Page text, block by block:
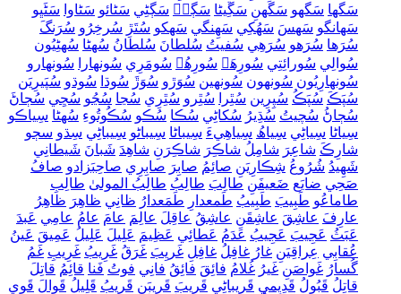
سَگها سَگهو سَگَهنِ سَڱِيڻا سَڳوۡ سَڳڻِي سَڻائو سَڻاوا سَڻَڀو
سَھانگو سَھسَ سَھُکِي سَھِنگي سَھکو سُتَڙِ سُرخِرُو سُرَنگَ
سُرَھا سُرَھو سُرَھِي سُفيتُ سُلطانَ سُلطانُ سُهڻا سُهڻِيُون
سُوالِي سُورائِتِي سُورِھَہ سُورِھُہ سُومَرِي سُونھارا
سُونھارو
سُونھارِيُون سُونھون سُونھين سُوَڙو سُوَڙَ سُوڌا سُوڌو سُپَيرِيَن
سُپَڪَ سُپَڪُ سُپِرِين سُٿِرا سُٿِرو سُٿِرِي سُڃا سُڃُو سُڃِي سُڄاڻَ
سُڄاڻُ سُچيتُ سُڌِيرُ سُکاڻِي سُڪا سُڪو سُڪُوتُوءِ سُھڻا سِياڪو
سِياڻا سِياڻِي سِياھُ سِياھِيءَ سِيباڻا سِيباڻو سِيباڻِي سِڌو سڄو
شارِڪَ شاعِرَ شامِلُ شاڪِرَ شاڪِرَنِ شاھِدَ شَبانَ شَيطانِي
شَھِيدُ شُرُوعُ شِڪارِيَنِ صائِمُ صابِرَ صابِرِي صاحِبَزادو صافُ
صَحِي ضايَع ضَعيفَنِ طالِبَ طالِبُ طالِبُ المولىٰ طالِبِ
طاماعُو طَبِيبَ طَبِيبُ طَمعدارِ طَمَعدارُ ظانِي ظاھِرَ ظاھِرُ
عارِفَ عاشِقَ عاشِقَنِ عاشِقُ عاقِلَ عالِمَ عامَ عامُ عامِي عَبدَ
عَبَثُ عَجِيبَ عَجِيبُ عَدَمُ عَطائِي عَظِيمَ عَلِيلَ عَلِيلُ عَمِيقَ عَينُ
عُقابِي عِراقِيَنِ غارُ غافِلُ غافِلِ غَريِبَ غَرَقُ غَرِيبُ غَرِيبِ غَمُ
گُسارُ غَواصَنِ غَيرُ غُلامُ فائِقَ فائِقُ فانِي فوتُ فَنا قائِمُ قاتِلَ
قاتِلُ قَبُولُ قَدِيِمي قَريباڻِي قَرِيبَ قَرِيبَنِ قَرِيبُ قَلِيلُ قَوالَ قَوِي